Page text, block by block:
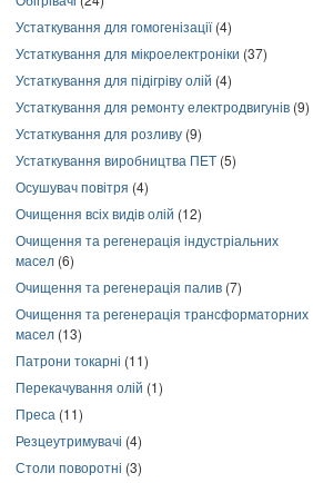
Устаткування для гомогенізації(4)
Устаткування для мікроелектроніки (37)
Устаткування для підігріву олій (4)
Устаткування для ремонту електродвигунів (9)
Устаткування для розливу (9)
Устаткування виробництва ПЕТ (5)
Осушувач повітря (4)
Очищення всіх видів олій (12)
Очищення та регенерація індустріальних
масел (6)
Очищення та регенерація палив (7)
Очищення та регенерація трансформаторних
масел (13)
Патрони токарні (11)
Перекачування олій (1)
Преса (11)
Резцеутримувачі (4)
Столи поворотні (3)